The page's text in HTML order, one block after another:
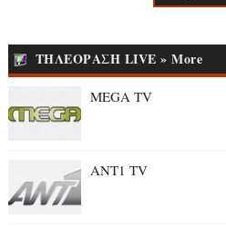
ΤΗΛΕΟΡΑΣΗ LIVE » More
MEGA TV
ANT1 TV